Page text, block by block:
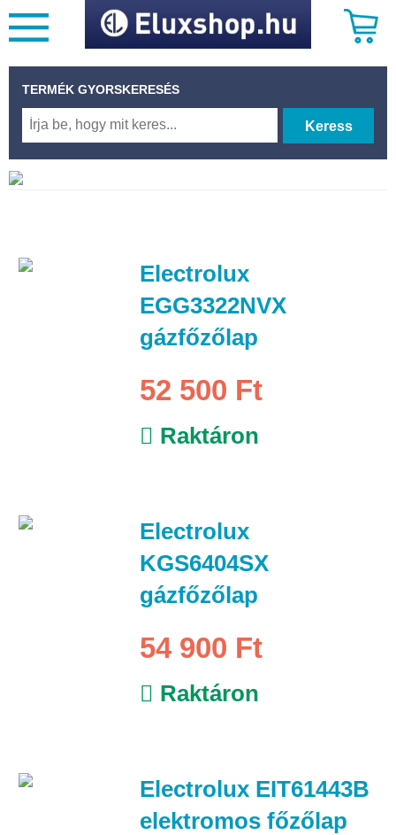
TERMÉK GYORSKERESÉS
Keress
Electrolux
EGG3322NVX
gázfőzőlap
52 500 Ft
Raktáron
Electrolux
KGS6404SX
gázfőzőlap
54 900 Ft
Raktáron
Electrolux EIT61443B
elektromos főzőlap